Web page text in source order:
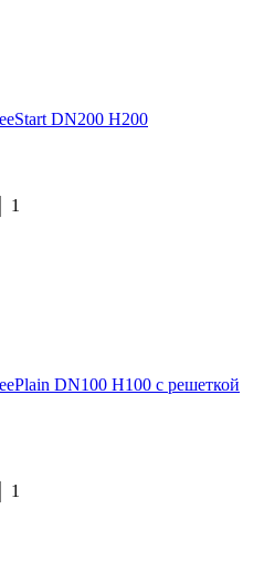
DN200 H200
1
DN100 H100 с решеткой
1